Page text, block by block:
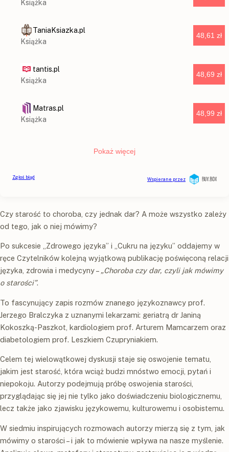
Czy starość to choroba, czy jednak dar? A może wszystko zależy
od tego, jak o niej mówimy?
Po sukcesie „Zdrowego języka” i „Cukru na języku” oddajemy w
ręce Czytelników kolejną wyjątkową publikację poświęconą relacji
języka, zdrowia i medycyny – „Choroba czy dar, czyli jak mówimy
o starości”.
To fascynujący zapis rozmów znanego językoznawcy prof.
Jerzego Bralczyka z uznanymi lekarzami: geriatrą dr Janiną
Kokoszką-Paszkot, kardiologiem prof. Arturem Mamcarzem oraz
diabetologiem prof. Leszkiem Czupryniakiem.
Celem tej wielowątkowej dyskusji staje się oswojenie tematu,
jakim jest starość, która wciąż budzi mnóstwo emocji, pytań i
niepokoju. Autorzy podejmują próbę oswojenia starości,
przyglądając się jej nie tylko jako doświadczeniu biologicznemu,
lecz także jako zjawisku językowemu, kulturowemu i osobistemu.
W siedmiu inspirujących rozmowach autorzy mierzą się z tym, jak
mówimy o starości – i jak to mówienie wpływa na nasze myślenie.